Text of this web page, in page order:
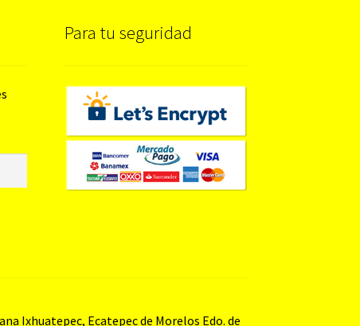
Para tu seguridad
Ixhuatepec, Ecatepec de Morelos Edo. de